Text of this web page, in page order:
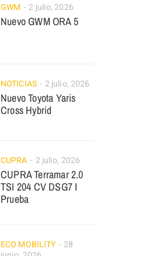
GWM 2 julio, 2026
Nuevo GWM ORA 5
NOTICIAS 2 julio, 2026
Nuevo Toyota Yaris
Cross Hybrid
CUPRA 2 julio, 2026
CUPRA Terramar 2.0
TSI 204 CV DSG7 I
Prueba
ECO MOBILITY
28